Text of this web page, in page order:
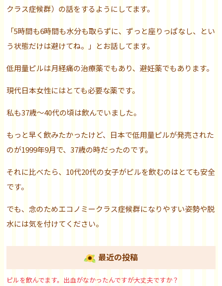
クラス症候群）の話をするようにしてます。
「5時間も6時間も水分も取らずに、ずっと座りっぱなし、とい
う状態だけは避けてね。」とお話してます。
低用量ピルは月経痛の治療薬でもあり、避妊薬でもあります。
現代日本女性にはとても必要な薬です。
私も37歳～40代の頃は飲んでいました。
もっと早く飲みたかったけど、日本で低用量ピルが発売された
のが1999年9月で、37歳の時だったのです。
それに比べたら、10代20代の女子がピルを飲むのはとても安全
です。
でも、念のためエコノミークラス症候群になりやすい姿勢や脱
水には気を付けてください。
最近の投稿
ピルを飲んでます。出血がなかったんですが大丈夫ですか？